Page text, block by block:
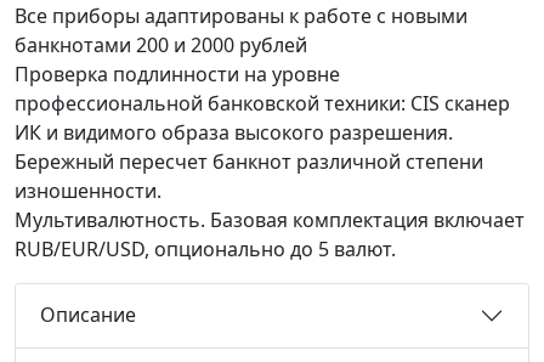
Все приборы адаптированы к работе с новыми
банкнотами 200 и 2000 рублей
Проверка подлинности на уровне
профессиональной банковской техники: CIS сканер
ИК и видимого образа высокого разрешения.
Бережный пересчет банкнот различной степени
изношенности.
Мультивалютность. Базовая комплектация включает
RUB/EUR/USD, опционально до 5 валют.
Описание